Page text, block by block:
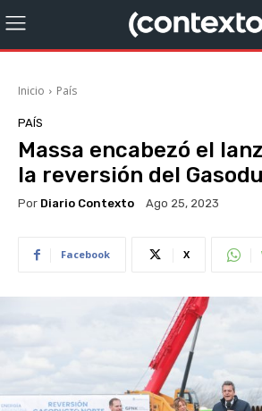
Inicio País
PAÍS
Massa encabezó el
la reversión del
Por Diario Contexto Ago 25, 2023
Facebook X